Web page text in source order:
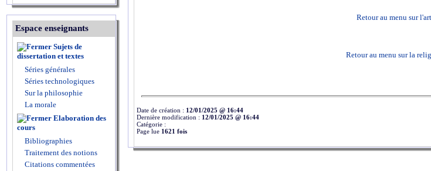
Espace enseignants
Sujets de
dissertation et textes
Séries générales
Séries technologiques
Sur la philosophie
La morale
Elaboration des
cours
Bibliographies
Traitement des notions
Citations commentées
Retour au menu sur l'art
Retour au menu sur la
Date de création : 12/01/2025 @ 16:44
Dernière modification : 12/01/2025 @ 16:44
Catégorie :
Page lue 1621 fois